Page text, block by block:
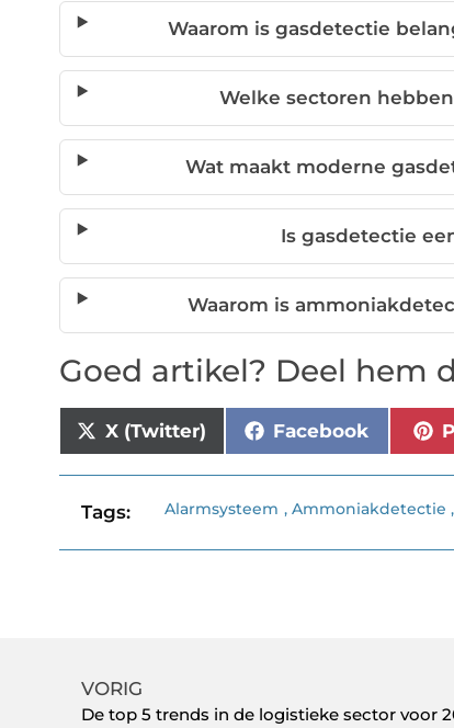
Waarom is gasdetectie
Welke sectoren
Wat maakt moderne
Is gasdetectie
Waarom is
Goed artikel? Deel hem
X (Twitter) Facebook
Tags: Alarmsysteem ,Ammoniakdetectie
VORIG
De top 5 trends in de logistieke sector voor